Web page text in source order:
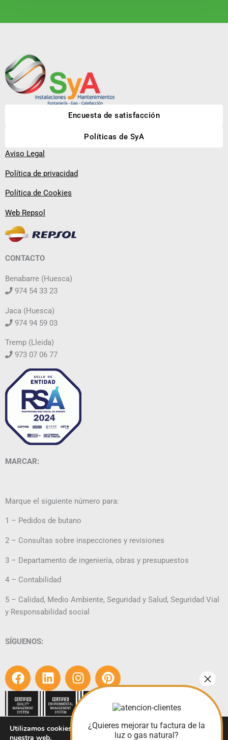
Encuesta de satisfacción
Políticas de SyA
Aviso Legal
Política de privacidad
Política de Cookies
Web Repsol
CONTACTO
Benabarre (Huesca)
974 54 33 23
Jaca (Huesca)
974 94 59 03
Tremp (Lleida)
973 07 06 77
MARCAR:
Marque el siguiente número para:
1 – Pedidos de butano
2 – Consultas sobre inspecciones y revisiones
3 – Departamento de ingeniería, obras y presupuestos
4 – Contabilidad
5 – Calidad, Medio Ambiente, Seguridad y Salud, Seguridad Vial
y Responsabilidad social
SÍGUENOS:
F
a
c
e
b
L
i
n
k
e
I
n
s
P
n
e
¿Quieres mejorar tu factura de la
luz o gas natural?
Utilizamos cookies para ofrecerte la mejor experiencia en
nuestra web.